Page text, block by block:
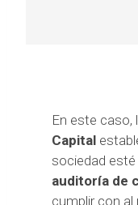
En este caso,
Capital
sociedad esté
auditoría de
cumplir con